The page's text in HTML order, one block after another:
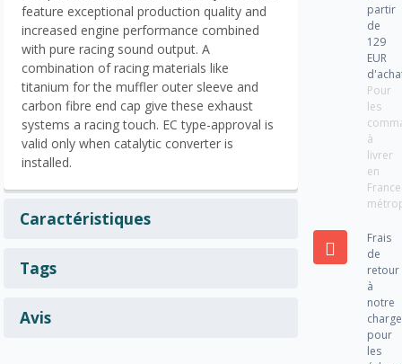
feature exceptional production quality and
increased engine performance combined
with pure racing sound output. A
combination of racing materials like
titanium for the muffler outer sleeve and
carbon fibre end cap give these exhaust
systems a racing touch. EC type-approval is
valid only when catalytic converter is
installed.
Caractéristiques
Tags
Avis
partir
de
129
EUR
Pour
les
à
livrer
en
France
Frais
de
retour
à
notre
charge
pour
les